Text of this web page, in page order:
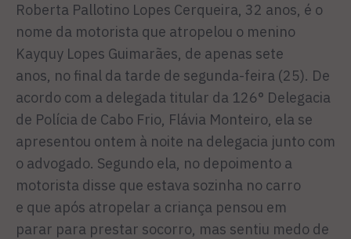
Roberta Pallotino Lopes Cerqueira, 32 anos, é o
nome da motorista que atropelou o menino
Kayquy Lopes Guimarães, de apenas sete
anos, no final da tarde de segunda-feira (25). De
acordo com a delegada titular da 126° Delegacia
de Polícia de Cabo Frio, Flávia Monteiro, ela se
apresentou ontem à noite na delegacia junto com
o advogado. Segundo ela, no depoimento a
motorista disse que estava sozinha no carro
e que após atropelar a criança pensou em
parar para prestar socorro, mas sentiu medo de